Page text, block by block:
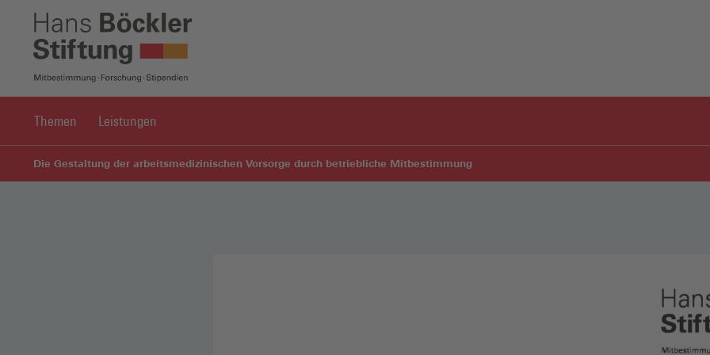
Themen Leistungen
Die Gestaltung der arbeitsmedizinischen Vorsorge durch betriebliche Mitbestimmung